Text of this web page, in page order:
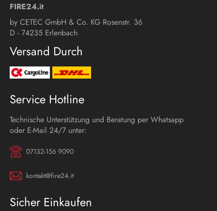
FIRE24.it
by CETEC GmbH & Co. KG Rosenstr. 36
D - 74235 Erlenbach
Versand Durch
Service Hotline
Technische Unterstützung und Beratung per Whatsapp
oder E-Mail 24/7 unter:
07132-156 9090
kontakt@fire24.it
Sicher Einkaufen